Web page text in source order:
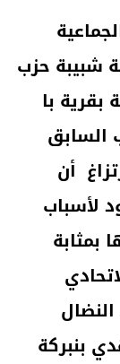
منظمة شبيبة حزب
بقرية با
السابق
أن
لأسباب
بمثابة
بنبركة